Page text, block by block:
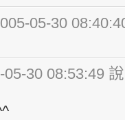
05-30
05-30 08:53:49 說